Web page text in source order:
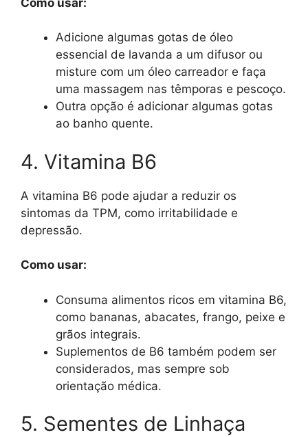
Adicione algumas gotas de óleo
essencial de lavanda a um difusor ou
misture com um óleo carreador e faça
uma massagem nas têmporas e pescoço.
Outra opção é adicionar algumas gotas
ao banho quente.
4. Vitamina B6
A vitamina B6 pode ajudar a reduzir os
sintomas da TPM, como irritabilidade e
depressão.
Como usar:
Consuma alimentos ricos em vitamina B6,
como bananas, abacates, frango, peixe e
grãos integrais.
Suplementos de B6 também podem ser
considerados, mas sempre sob
orientação médica.
5. Sementes de Linhaça